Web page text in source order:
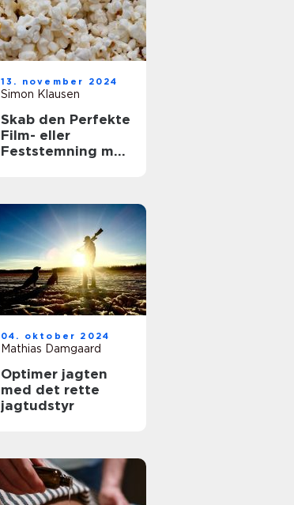
13. november 2024
Simon Klausen
Skab den Perfekte
Film- eller
Feststemning med
04. oktober 2024
Mathias Damgaard
Optimer jagten
med det rette
jagtudstyr